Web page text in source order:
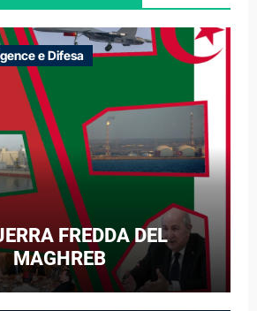
e Difesa
FREDDA DEL
MAGHREB